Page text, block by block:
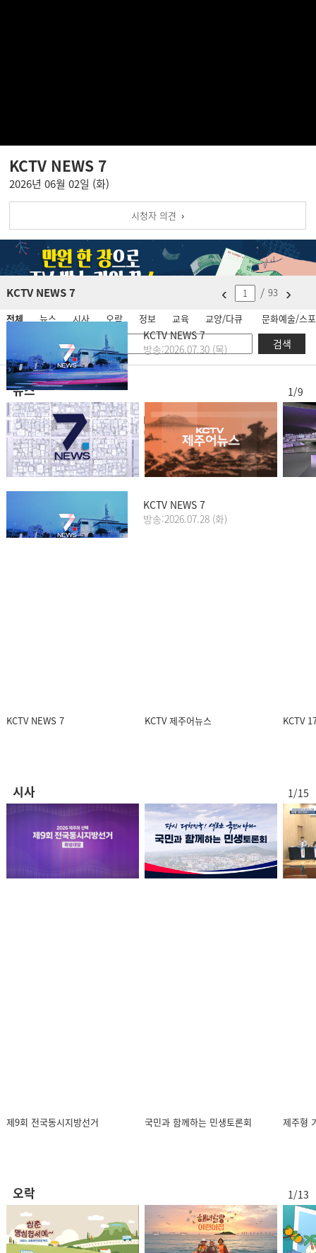
KCTV NEWS 7 ‹ / 93 ›
KCTV NEWS 7
방송:2026.07.30 (목)
KCTV NEWS 7
방송:2026.07.29 (수)
KCTV NEWS 7
방송:2026.07.28 (화)
KCTV NEWS 7
방송:2026.07.22 (수)
KCTV NEWS 7
2026년 06월 02일 (화)
시청자 의견 ›
전체 뉴스 시사 오락 정보 교육 교양/다큐 문화예술/스
검색
뉴스 1/9
KCTV NEWS 7 KCTV 제주어뉴스 KCTV
시사 1/15
제9회 전국동시지방선거 국민과 함께하는 민생토론회 제주형
오락 1/13